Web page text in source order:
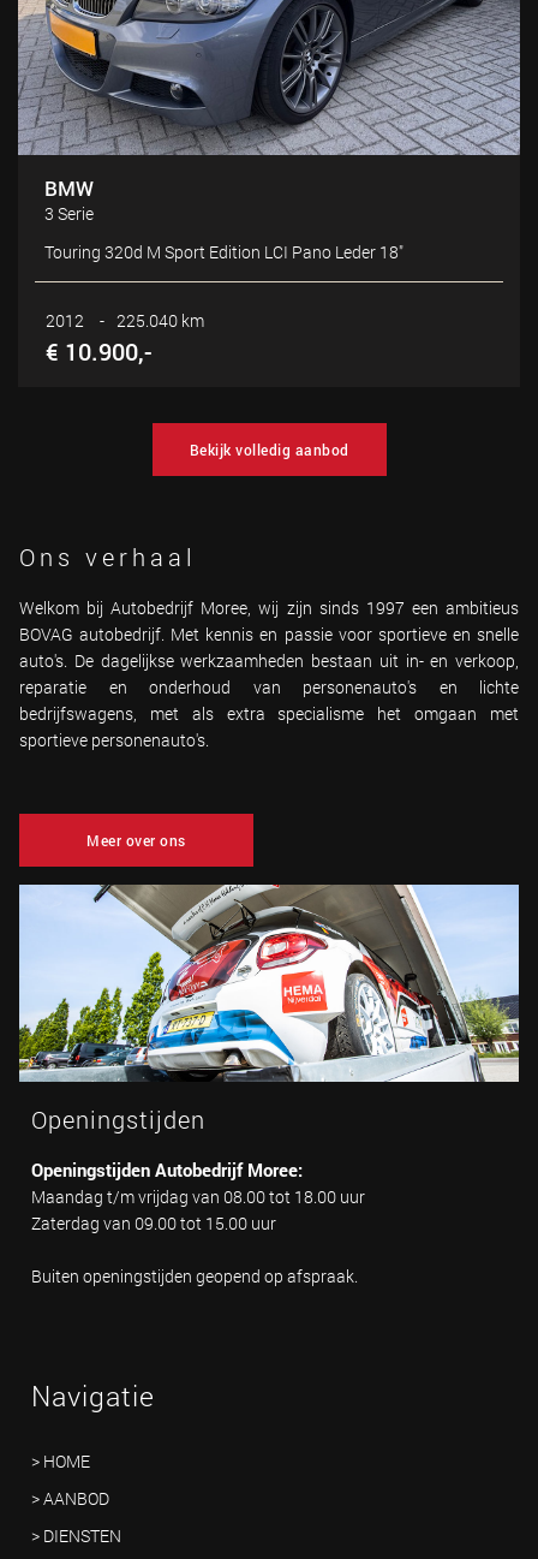
BMW
3 Serie
Touring 320d M Sport Edition LCI Pano Leder 18"
2012 - 225.040 km
€ 10.900,-
Bekijk volledig aanbod
Ons verhaal
Welkom bij Autobedrijf Moree, wij zijn sinds 1997 een ambitieus
BOVAG autobedrijf. Met kennis en passie voor sportieve en snelle
auto's. De dagelijkse werkzaamheden bestaan uit in- en verkoop,
reparatie en onderhoud van personenauto's en lichte
bedrijfswagens, met als extra specialisme het omgaan met
sportieve personenauto's.
Meer over ons
Openingstijden
Openingstijden Autobedrijf Moree:
Maandag t/m vrijdag van 08.00 tot 18.00 uur
Zaterdag van 09.00 tot 15.00 uur
Buiten openingstijden geopend op afspraak.
Navigatie
> HOME
> AANBOD
> DIENSTEN